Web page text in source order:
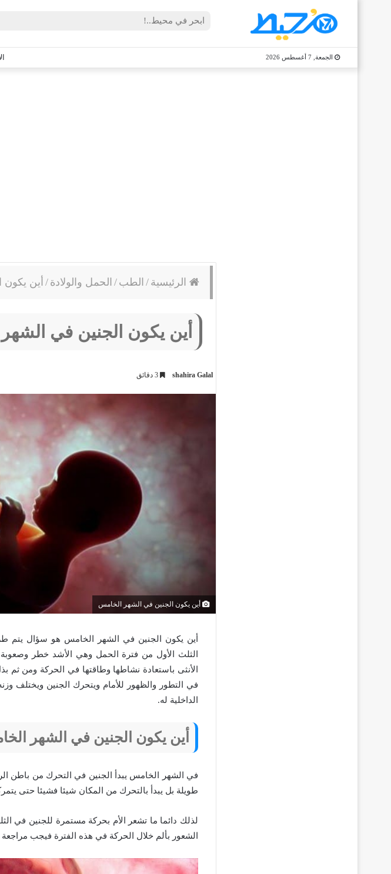
الجمعة, 7 أغسطس 2026
الرئيسية / الطب / الحمل والولادة / أين
أين يكون الجنين في
shahira Galal
أين يكون الجنين في الشهر الخامس
أين يكون الجنين في الشهر الخامس هو سؤال يتم
الثلث الأول من فترة الحمل وهي الأشد خطر
الأنثى باستعادة نشاطها وطاقتها في الحركة ومن ثم
في التطور والظهور للأمام ويتحرك الجنين ويختلف
الداخلية له.
أين يكون الجنين في الشهر
في الشهر الخامس يبدأ الجنين في التحرك من باطن
طويلة بل يبدأ بالتحرك من المكان شيئا فشيئا حتى
لذلك دائما ما تشعر الأم بحركة مستمرة للجنين في
الشعور بألم خلال الحركة في هذه الفترة فيجب